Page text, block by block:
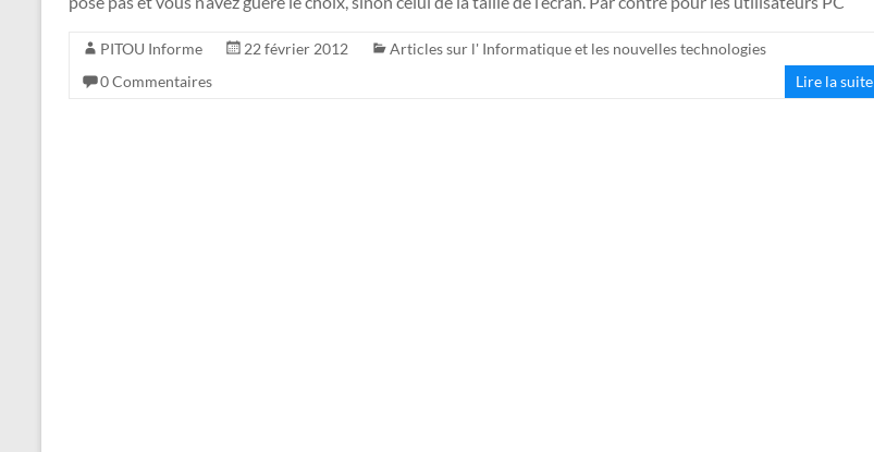
PITOU Informe 22 février 2012
Articles sur l' Informatique et les nouvelles technologies
0 Commentaires
Lire la suite